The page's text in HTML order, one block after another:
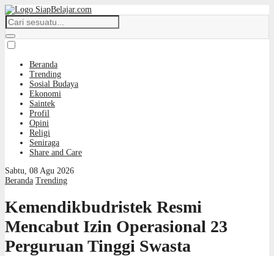
Beranda
Trending
Sosial Budaya
Ekonomi
Saintek
Profil
Opini
Religi
Seniraga
Share and Care
Sabtu, 08 Agu 2026
Beranda Trending
Kemendikbudristek Resmi
Mencabut Izin Operasional 23
Perguruan Tinggi Swasta